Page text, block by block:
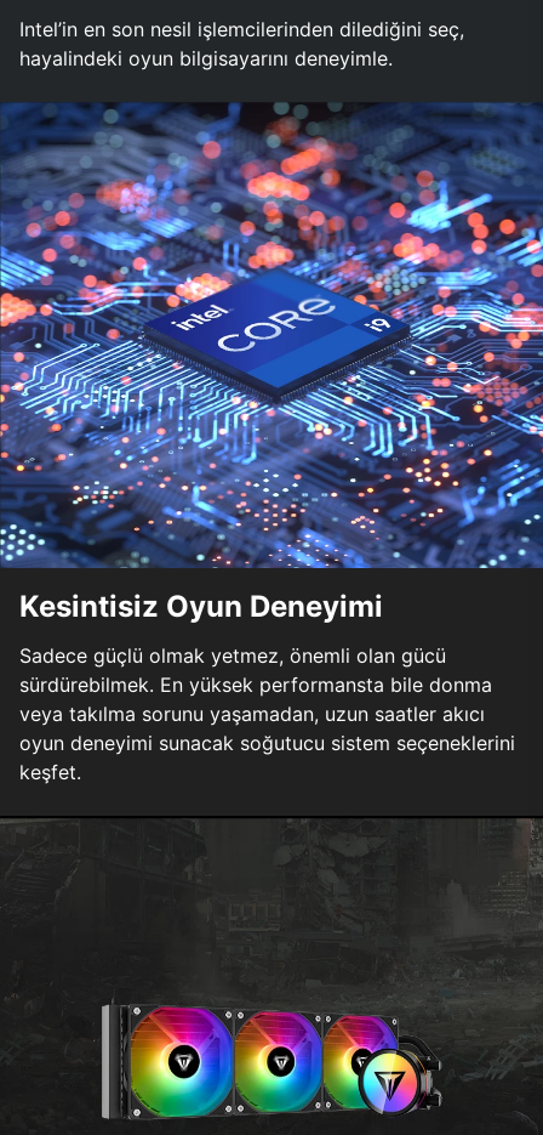
Intel’in en son nesil işlemcilerinden dilediğini seç,
hayalindeki oyun bilgisayarını deneyimle.
Kesintisiz Oyun Deneyimi
Sadece güçlü olmak yetmez, önemli olan gücü
sürdürebilmek. En yüksek performansta bile donma
veya takılma sorunu yaşamadan, uzun saatler akıcı
oyun deneyimi sunacak soğutucu sistem seçeneklerini
keşfet.